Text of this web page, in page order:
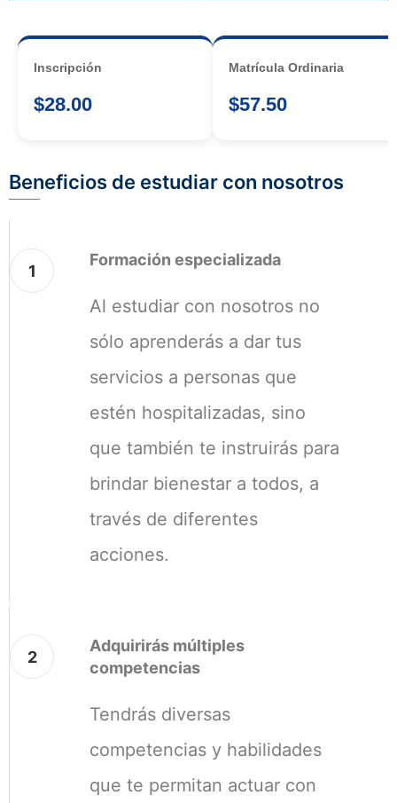
Inscripción
$28.00
Matrícula Ordinaria
$57.50
Beneficios de estudiar con nosotros
1
Formación especializada
Al estudiar con nosotros no
sólo aprenderás a dar tus
servicios a personas que
estén hospitalizadas, sino
que también te instruirás para
brindar bienestar a todos, a
través de diferentes
acciones.
2
Adquirirás múltiples
competencias
Tendrás diversas
competencias y habilidades
que te permitan actuar con